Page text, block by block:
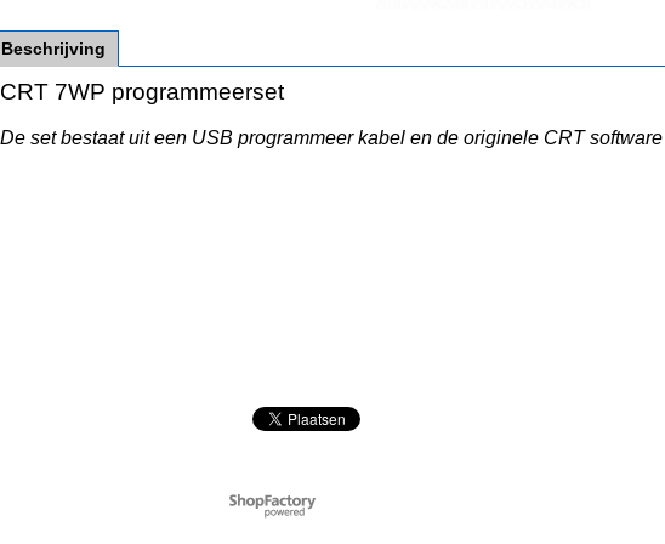
Beschrijving
CRT 7WP programmeerset
De set bestaat uit een USB programmeer kabel en de originele CRT software
Webwinkel gemaakt met
ShopFactory webwinkel